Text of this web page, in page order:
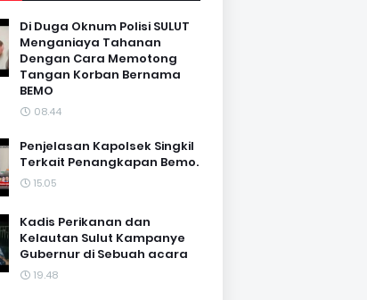
Di Duga Oknum Polisi SULUT
Menganiaya Tahanan
Dengan Cara Memotong
Tangan Korban Bernama
BEMO
08.44
Penjelasan Kapolsek Singkil
Terkait Penangkapan Bemo.
15.05
Kadis Perikanan dan
Kelautan Sulut Kampanye
Gubernur di Sebuah acara
19.48